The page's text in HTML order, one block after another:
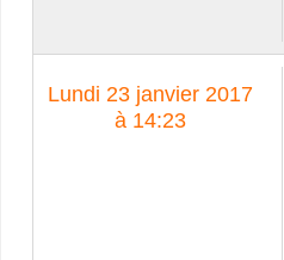
Lundi 23 janvier 2017
à 14:23